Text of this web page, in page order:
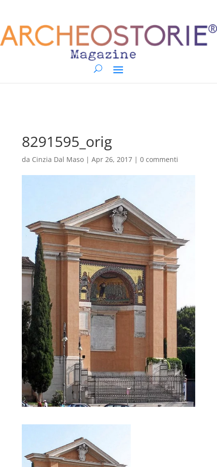
8291595_orig
da Cinzia Dal Maso| Apr 26, 2017| 0 commenti